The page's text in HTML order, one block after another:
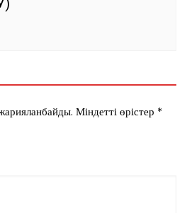
Міндетті өрістер *